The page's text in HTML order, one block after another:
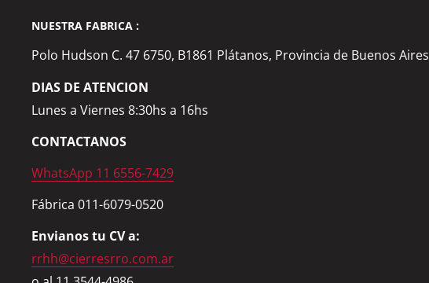
NUESTRA FABRICA :
Polo Hudson C. 47 6750, B1861 Plátanos, Provincia de Buenos Aires
DIAS DE ATENCION
Lunes a Viernes 8:30hs a 16hs
CONTACTANOS
WhatsApp 11 6556-7429
Fábrica 011-6079-0520
Envianos tu CV a:
rrhh@cierresrro.com.ar